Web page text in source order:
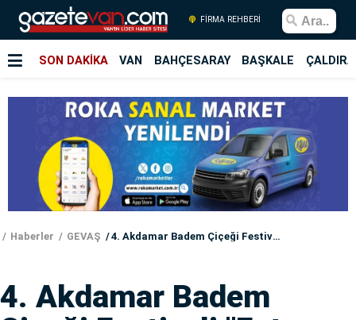
FİRMA REHBERİ
SON DAKİKA VAN BAHÇESARAY BAŞKALE
Haberler GEVAŞ 4. Akdamar Badem Çiçeği Festivali "Foto Safari" başladı
4. Akdamar Badem